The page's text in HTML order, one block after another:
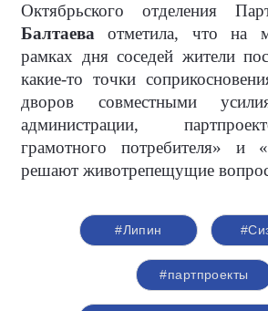
Октябрьского отделения
Балтаева отметила, что на
рамках дня соседей жители
какие-то точки
дворов совместными
администрации,
грамотного потребителя»
решают животрепещущие
#Липин
#партпроекты